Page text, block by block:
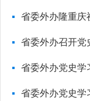
省委外办隆重庆
省委外办召开党
省委外办党史学
省委外办党史学